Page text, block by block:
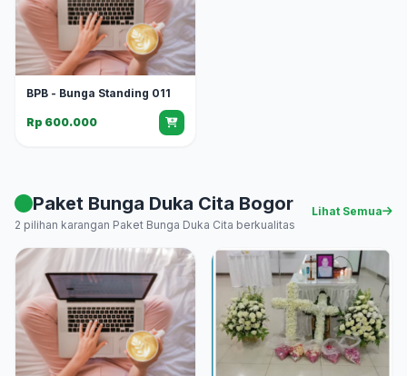
BPB - Bunga Standing 011
Rp 600.000
Paket Bunga Duka Cita Bogor
2 pilihan karangan Paket Bunga Duka Cita berkualitas
Lihat Semua